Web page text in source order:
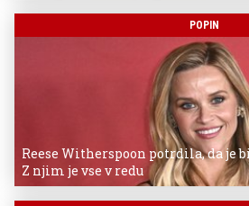
POPIN
Reese Witherspoon potrdila, da je
Z njim je vse v redu